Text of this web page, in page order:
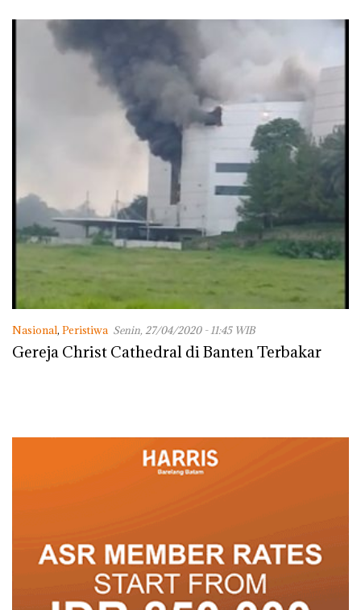
Nasional, Peristiwa Senin, 27/04/2020 - 11:45 WIB
Gereja Christ Cathedral di Banten Terbakar